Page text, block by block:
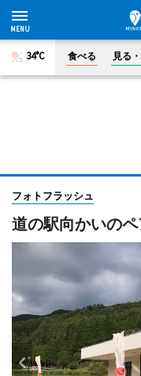
34°C 食べる 見る
フォトフラッシュ
道の駅向かいの